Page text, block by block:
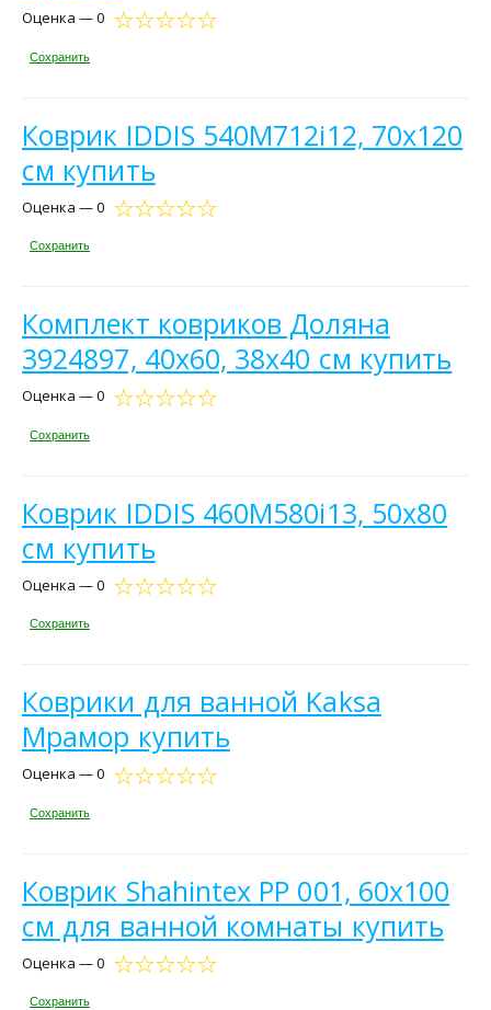
Оценка — 0
Сохранить
Коврик IDDIS 540M712i12, 70х120
см купить
Оценка — 0
Сохранить
Комплект ковриков Доляна
3924897, 40х60, 38х40 см купить
Оценка — 0
Сохранить
Коврик IDDIS 460M580i13, 50х80
см купить
Оценка — 0
Сохранить
Коврики для ванной Kaksa
Мрамор купить
Оценка — 0
Сохранить
Коврик Shahintex PP 001, 60х100
см для ванной комнаты купить
Оценка — 0
Сохранить